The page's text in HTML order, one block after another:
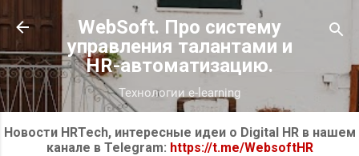
К основному контенту
WebSoft. Про систему
управления талантами и
HR-автоматизацию.
Технологии e-learning
Новости HRTech, интересные идеи о Digital HR в нашем
канале в Telegram: https://t.me/WebsoftHR